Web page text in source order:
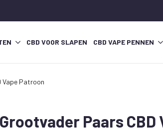
CBD VOOR SLAPEN CBD VAPE PENNEN
Vape Patroon
Grootvader Paars CBD